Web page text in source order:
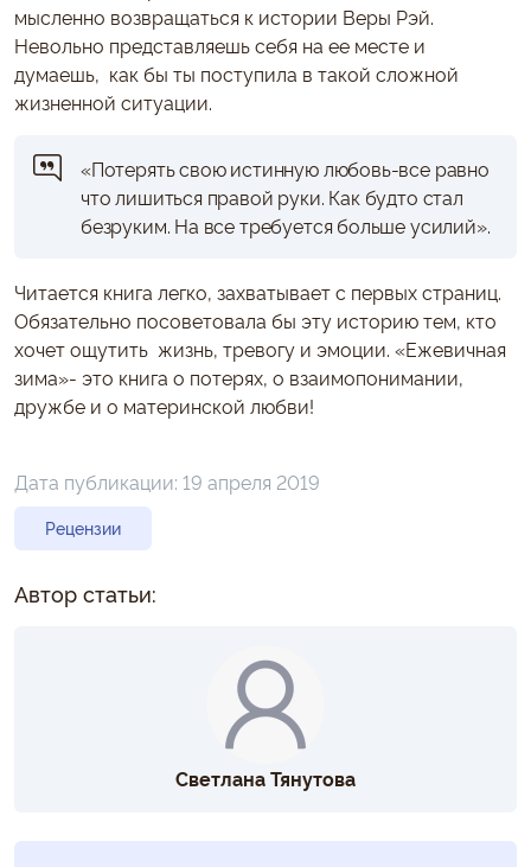
мысленно возвращаться к истории Веры Рэй.
Невольно представляешь себя на ее месте и
думаешь, как бы ты поступила в такой сложной
жизненной ситуации.
«Потерять свою истинную любовь-все равно
что лишиться правой руки. Как будто стал
безруким. На все требуется больше усилий».
Читается книга легко, захватывает с первых страниц.
Обязательно посоветовала бы эту историю тем, кто
хочет ощутить жизнь, тревогу и эмоции. «Ежевичная
зима»- это книга о потерях, о взаимопонимании,
дружбе и о материнской любви!
Дата публикации: 19 апреля 2019
Рецензии
Автор статьи:
Светлана Тянутова